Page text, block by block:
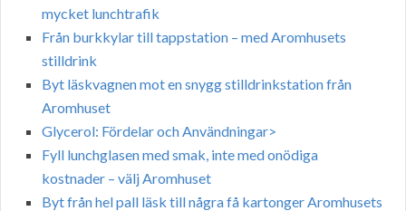
mycket lunchtrafik
Från burkkylar till tappstation – med Aromhusets
stilldrink
Byt läskvagnen mot en snygg stilldrinkstation från
Aromhuset
Glycerol: Fördelar och Användningar>
Fyll lunchglasen med smak, inte med onödiga
kostnader – välj Aromhuset
Byt från hel pall läsk till några få kartonger Aromhusets